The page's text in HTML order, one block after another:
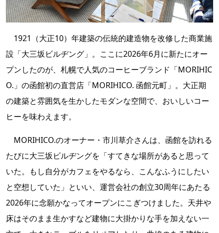
1921（大正10）年建築の伝統的建造物を改修した商業施
設「大三坂ビルヂング」。ここに2026年6月に新たにオー
プンしたのが、札幌で人気のコーヒーブランド「MORIHIC
O.」の函館初の直営店「MORIHICO. 函館元町」。大正期
の建築と雰囲気を生かしたモダンな空間で、おいしいコー
ヒーを味わえます。
MORIHICO.のオーナー・市川草介さんは、函館を訪れる
たびに大三坂ビルヂングを「すてきな場所があると思って
いた。もし自分がカフェをやるなら、こんなふうにしたい
と空想していた」といい、運営会社の創立30周年にあたる
2026年に念願かなってオープンにこぎつけました。天井や
床はそのまま生かすなど建物に大掛かりな手を加えない一